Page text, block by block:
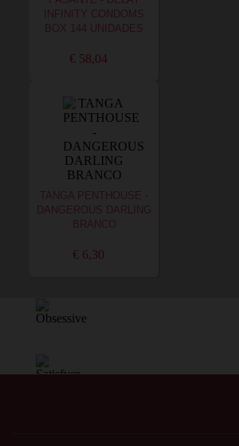
INFINITY CONDOMS
BOX 144 UNIDADES
€ 58,04
TANGA PENTHOUSE -
DANGEROUS DARLING
BRANCO
€ 6,30